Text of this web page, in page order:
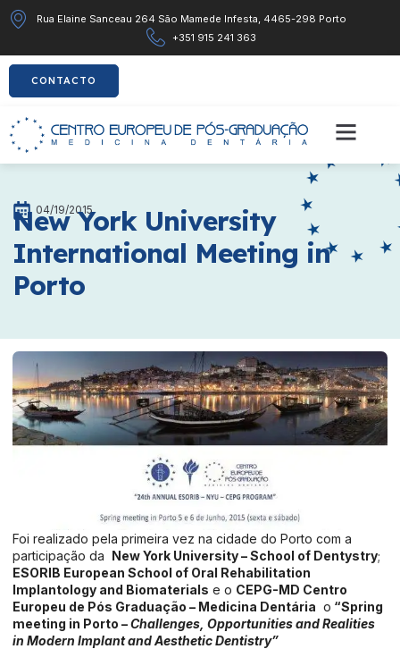
Rua Elaine Sanceau 264 São Mamede Infesta, 4465-298 Porto
+351 915 241 363
CONTACTO
04/19/2015
New York University
International Meeting in
Porto
Foi realizado pela primeira vez na cidade do Porto com a
participação da New York University – School of Dentystry;
ESORIB European School of Oral Rehabilitation
Implantology and Biomaterials e o CEPG-MD Centro
Europeu de Pós Graduação – Medicina Dentária o “Spring
meeting in Porto –Challenges, Opportunities and Realities
in Modern Implant and Aesthetic Dentistry”